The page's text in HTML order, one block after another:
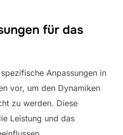
für das
Anpassungen in
vor, um den Dynamiken
zu werden. Diese
Leistung und das